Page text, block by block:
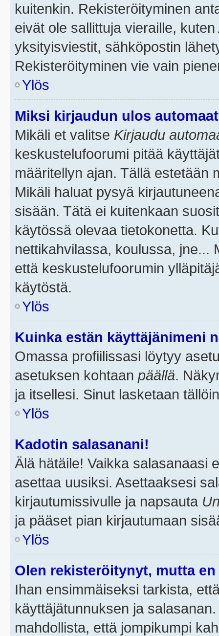
kuitenkin. Rekisteröityminen
eivät ole sallittuja vieraille,
yksityisviestit, sähköpostin
Rekisteröityminen vie vain
Ylös
Miksi kirjaudun ulos
Mikäli et valitse Kirjaudu
keskustelufoorumi pitää
määritellyn ajan. Tällä estetään
Mikäli haluat pysyä
sisään. Tätä ei kuitenkaan
käytössä olevaa tietokonetta.
nettikahvilassa, koulussa, jne...
että keskustelufoorumin
käytöstä.
Ylös
Kuinka estän käyttäjänimeni
Omassa profiilissasi löytyy
asetuksen kohtaan päällä.
ja itsellesi. Sinut lasketaan
Ylös
Kadotin salasanani!
Älä hätäile! Vaikka salasanaasi
asettaa uusiksi. Asettaaksesi
kirjautumissivulle ja napsauta
ja pääset pian kirjautumaan
Ylös
Olen rekisteröitynyt, mutta
Ihan ensimmäiseksi tarkista,
käyttäjätunnuksen ja
mahdollista, että jompikumpi